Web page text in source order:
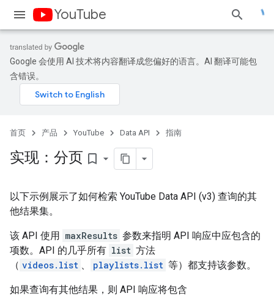
YouTube
Google 会使用 AI 技术将内容翻译成您偏好的语言。AI 翻译可能包
含错误。
首页 产品 YouTube Data API 指南
实现：分页 bookmark_border
以下示例展示了如何检索 YouTube Data API (v3) 查询的其
他结果集。
该 API 使用 maxResults 参数来指明 API 响应中应包含的
项数。API 的几乎所有 list 方法
（ videos.list 、 playlists.list 等）都支持该参数。
如果查询有其他结果，则 API 响应将包含